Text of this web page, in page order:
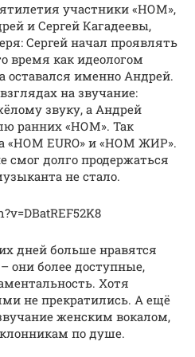
участники «НОМ»,
и Сергей Кагадеевы,
Сергей начал проявлять
время как идеологом
оставался именно Андрей.
на звучание:
звуку, а Андрей
ранних «НОМ». Так
«НОМ EURO» и «НОМ ЖИР».
смог долго продержаться
не стало.
дней больше нравятся
они более доступные,
Хотя
не прекратились. А ещё
женским вокалом,
по душе.